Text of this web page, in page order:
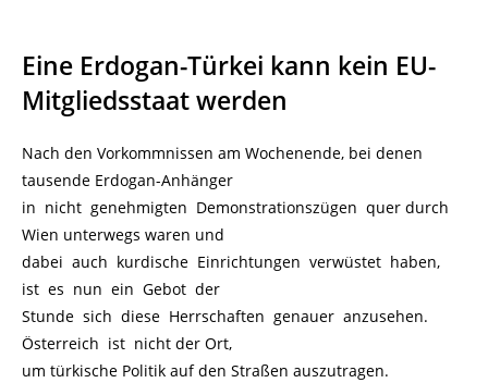
Eine Erdogan-Türkei kann kein EU-
Mitgliedsstaat werden
Nach den Vorkommnissen am Wochenende, bei denen
tausende Erdogan-Anhänger
in nicht genehmigten Demonstrationszügen quer durch
Wien unterwegs waren und
dabei auch kurdische Einrichtungen verwüstet haben,
ist es nun ein Gebot der
Stunde sich diese Herrschaften genauer anzusehen.
Österreich ist nicht der Ort,
um türkische Politik auf den Straßen auszutragen.